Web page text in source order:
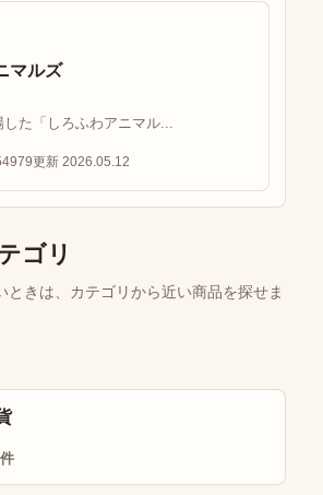
マルズ
た「しろふわアニマル...
更新 2026.05.12
ゴリ
ときは、カテゴリから近い商品を探せま